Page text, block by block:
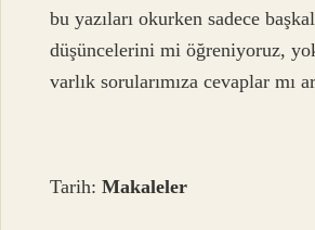
bu yazıları okurken sadece
düşüncelerini mi öğreniyoruz,
varlık sorularımıza cevaplar mı
Tarih:Makaleler